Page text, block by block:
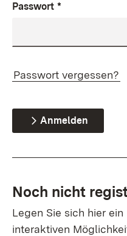
Passwort *
Passwort vergessen?
Anmelden
Noch nicht
Legen Sie sich hier
interaktiven